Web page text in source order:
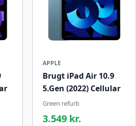
APPLE
Brugt iPad Air 10.9
5.Gen (2022) Cellular
Green refurb
3.549 kr.